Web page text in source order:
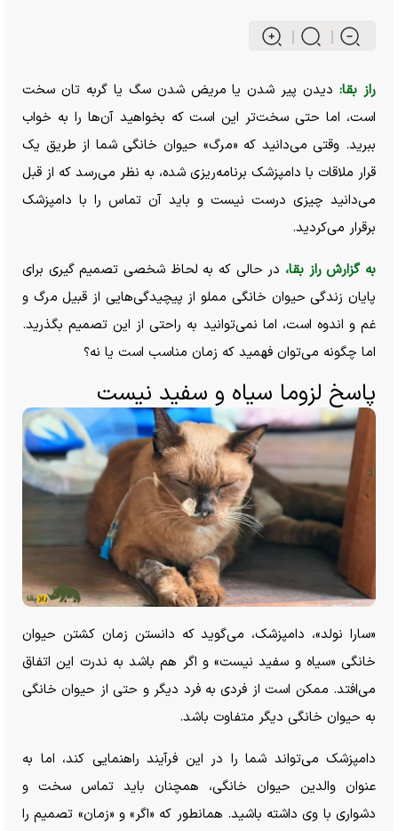
راز بقا: دیدن پیر شدن یا مریض شدن سگ یا گربه تان سخت
است، اما حتی سخت‌تر این است که بخواهید آن‌ها را به خواب
ببرید. وقتی می‌دانید که «مرگ» حیوان خانگی شما از طریق یک
قرار ملاقات با دامپزشک برنامه‌ریزی شده، به نظر می‌رسد که از قبل
می‌دانید چیزی درست نیست و باید آن تماس را با دامپزشک
برقرار می‌کردید.
به گزارش راز بقا، در حالی که به لحاظ شخصی تصمیم گیری برای
پایان زندگی حیوان خانگی مملو از پیچیدگی‌هایی از قبیل مرگ و
غم و اندوه است، اما نمی‌توانید به راحتی از این تصمیم بگذرید.
اما چگونه می‌توان فهمید که زمان مناسب است یا نه؟
پاسخ لزوما سیاه و سفید نیست
«سارا نولد»، دامپزشک، می‌گوید که دانستن زمان کشتن حیوان
خانگی «سیاه و سفید نیست» و اگر هم باشد به ندرت این اتفاق
می‌افتد. ممکن است از فردی به فرد دیگر و حتی از حیوان خانگی
به حیوان خانگی دیگر متفاوت باشد.
دامپزشک می‌تواند شما را در این فرآیند راهنمایی کند، اما به
عنوان والدین حیوان خانگی، همچنان باید تماس سخت و
دشواری با وی داشته باشید. همانطور که «اگر» و «زمان» تصمیم را